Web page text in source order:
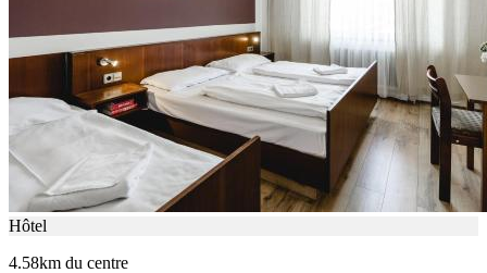
Hôtel
4.58km du centre